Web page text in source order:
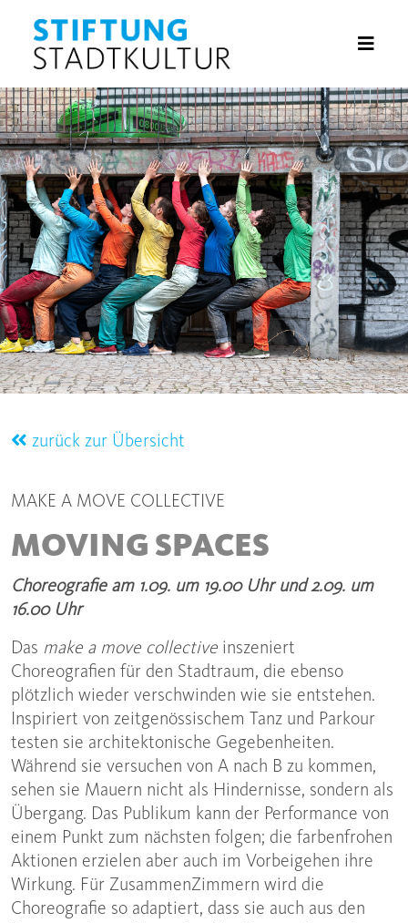
zurück zur Übersicht
MAKE A MOVE COLLECTIVE
MOVING SPACES
Choreografie am 1.09. um 19.00 Uhr und 2.09. um
16.00 Uhr
Das make a move collective inszeniert
Choreografien für den Stadtraum, die ebenso
plötzlich wieder verschwinden wie sie entstehen.
Inspiriert von zeitgenössischem Tanz und Parkour
testen sie architektonische Gegebenheiten.
Während sie versuchen von A nach B zu kommen,
sehen sie Mauern nicht als Hindernisse, sondern als
Übergang. Das Publikum kann der Performance von
einem Punkt zum nächsten folgen; die farbenfrohen
Aktionen erzielen aber auch im Vorbeigehen ihre
Wirkung. Für ZusammenZimmern wird die
Choreografie so adaptiert, dass sie auch aus den